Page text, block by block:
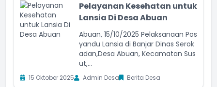
Pelayanan Kesehatan untuk
Lansia Di Desa Abuan
Abuan, 15/10/2025 Pelaksanaan Pos
yandu Lansia di Banjar Dinas Serok
adan,Desa Abuan, Kecamatan Sus
ut,...
15 Oktober 2025 Admin Desa Berita Desa